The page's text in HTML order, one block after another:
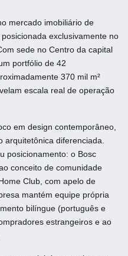
mercado imobiliário de
exclusivamente no
sede no Centro da capital
portfólio de 42
370 mil m²
escala real de operação
em design contemporâneo,
arquitetônica diferenciada.
posicionamento: o Bosc
conceito de comunidade
Club, com apelo de
mantém equipe própria
bilíngue (português e
estrangeiros e ao